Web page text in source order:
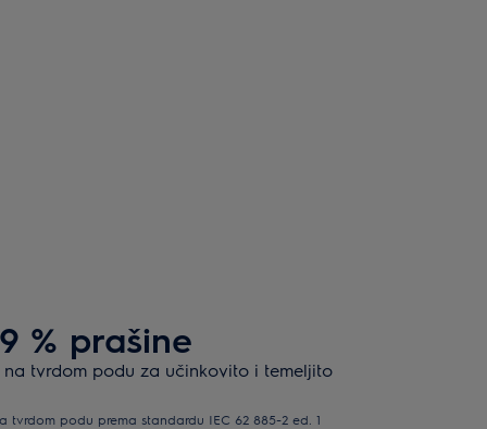
% prašine
na tvrdom podu za učinkovito i temeljito
tvrdom podu prema standardu IEC 62 885-2 ed. 1